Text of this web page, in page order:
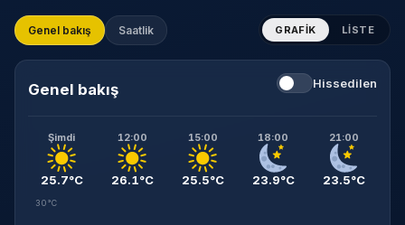
Genel bakış Saatlik GRAFIK LISTE
Genel bakış Hissedilen
Şimdi
25.7°C
12:00
26.1°C
15:00
25.5°C
18:00
23.9°C
21:00
23.5°C
30°C